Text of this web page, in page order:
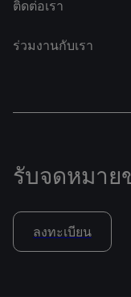
ติดต่อเรา
ร่วมงานกับเรา
รับจดหมาย
ลงทะเบียน